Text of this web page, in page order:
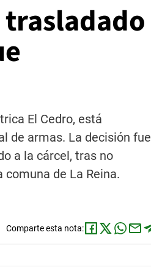
El Cedro, está
de armas. La decisión fue
a la cárcel, tras no
de La Reina.
Comparte esta nota: